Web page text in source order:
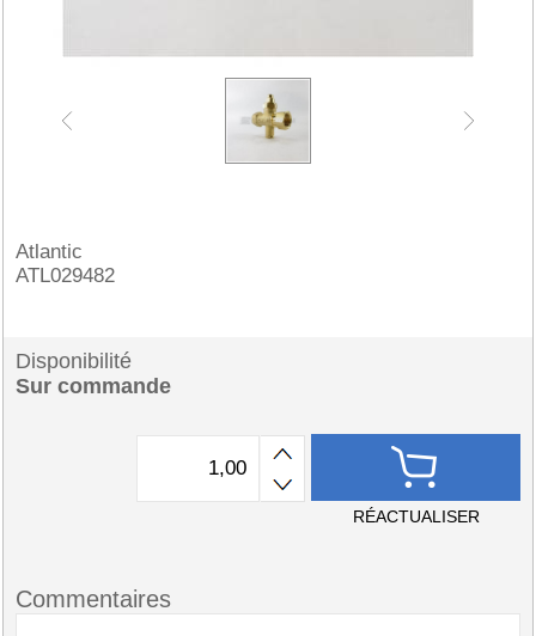
Atlantic
ATL029482
Disponibilité
Sur commande
RÉACTUALISER
Commentaires